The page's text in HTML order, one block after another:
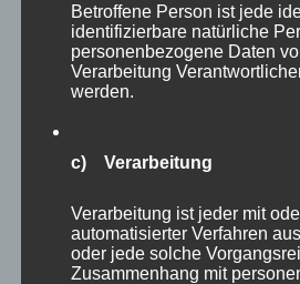
Autor
adminmp
Veröffentlicht
Veränderung
Kommentarzu
MP
Impuls
zur
Selbstreflexion
als Podcast:
Betroffene Person ist jede
identifizierbare natürliche
personenbezogene Daten
Verarbeitung
werden.
c) Verarbeitung
Verarbeitung ist jeder mit
automatisierter Verfahren
oder jede solche
Zusammenhang mit